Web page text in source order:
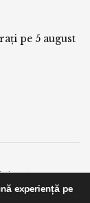
pe 5 august
experiență pe